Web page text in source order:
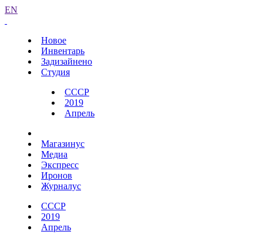
EN
Новое
Инвентарь
Задизайнено
Студия
СССР
2019
Апрель
Магазинус
Медиа
Экспресс
Иронов
Журналус
СССР
2019
Апрель